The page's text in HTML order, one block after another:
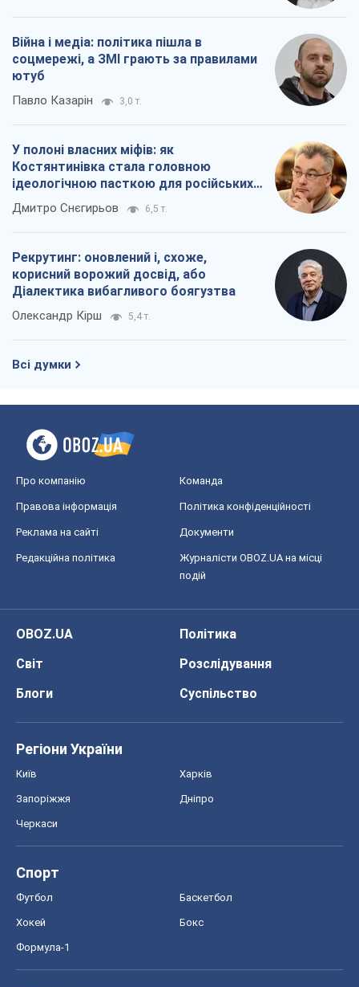
Війна і медіа: політика пішла в
соцмережі, а ЗМІ грають за правилами
ютуб
Павло Казарін 3,0 т.
У полоні власних міфів: як
Костянтинівка стала головною
ідеологічною пасткою для російських
окупантів
Дмитро Снєгирьов 6,5 т.
Рекрутинг: оновлений і, схоже,
корисний ворожий досвід, або
Діалектика вибагливого боягузтва
Олександр Кірш 5,4 т.
Всі думки
Про компанію Команда
Правова інформація Політика конфіденційності
Реклама на сайті Документи
Редакційна політика
Журналісти OBOZ.UA на місці
подій
OBOZ.UA
Політика
Світ
Розслідування
Блоги
Суспільство
Регіони України
Київ Харків
Запоріжжя Дніпро
Черкаси
Спорт
Футбол Баскетбол
Хокей Бокс
Формула-1